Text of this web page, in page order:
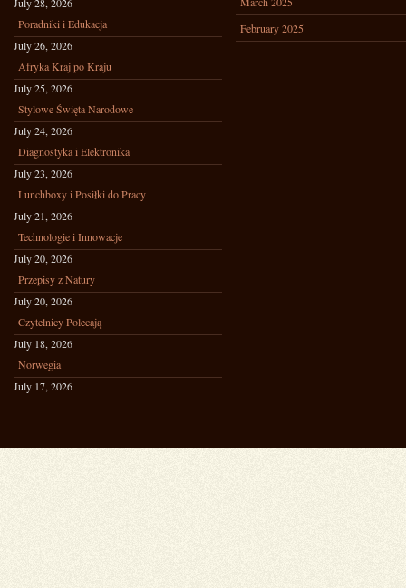
Poradniki i Edukacja
July 26, 2026
Afryka Kraj po Kraju
July 25, 2026
Stylowe Święta Narodowe
July 24, 2026
Diagnostyka i Elektronika
July 23, 2026
Lunchboxy i Posiłki do Pracy
July 21, 2026
Technologie i Innowacje
July 20, 2026
Przepisy z Natury
July 20, 2026
Czytelnicy Polecają
July 18, 2026
Norwegia
July 17, 2026
February 2025